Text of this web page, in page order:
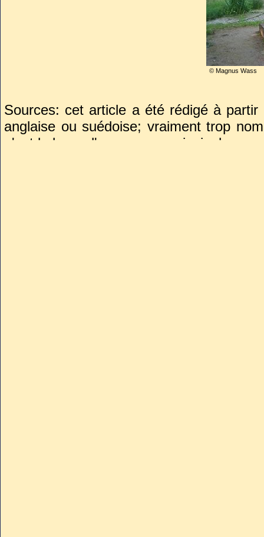
© Magnus Wass
Sources: cet article a été rédigé à
anglaise ou suédoise; vraiment trop
n'est la base d'une source principale.